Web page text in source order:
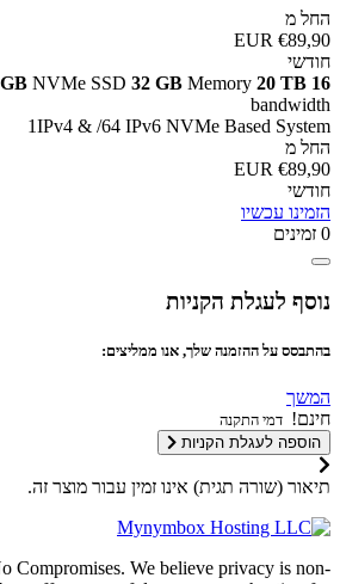
החל מ
€89,90 EUR
חודשי
16
NVMe SSD 32 GB Memory 20 TB
bandwidth
1IPv4 & /64 IPv6 NVMe Based System
החל מ
€89,90 EUR
חודשי
הזמינו עכשיו
0 זמינים
נוסף לעגלת הקניות
בהתבסס על ההזמנה שלך, אנו ממליצים:
המשך
חינם! דמי התקנה
הוספה לעגלת הקניות
תיאור (שורה תגית) אינו זמין עבור מוצר זה.
Compromises. We believe privacy is non-